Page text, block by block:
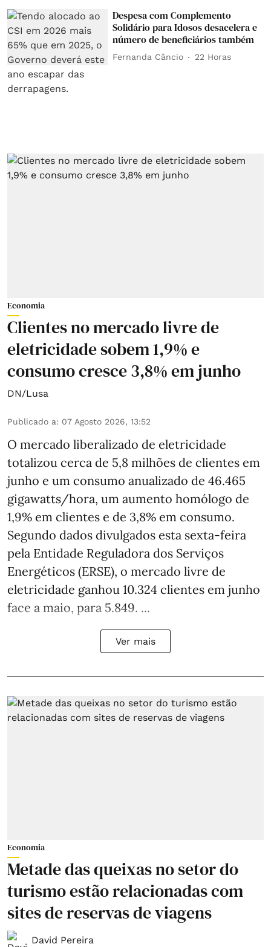
Despesa com Complemento
Solidário para Idosos desacelera e
número de beneficiários também
Fernanda Câncio 22 Horas
Economia
Clientes no mercado livre de
eletricidade sobem 1,9% e
consumo cresce 3,8% em junho
DN/Lusa
Publicado a: 07 Agosto 2026, 13:52
O mercado liberalizado de eletricidade
totalizou cerca de 5,8 milhões de clientes em
junho e um consumo anualizado de 46.465
gigawatts/hora, um aumento homólogo de
1,9% em clientes e de 3,8% em consumo.
Segundo dados divulgados esta sexta-feira
pela Entidade Reguladora dos Serviços
Energéticos (ERSE), o mercado livre de
eletricidade ganhou 10.324 clientes em junho
face a maio, para 5.849. ...
Ver mais
Economia
Metade das queixas no setor do
turismo estão relacionadas com
sites de reservas de viagens
David Pereira